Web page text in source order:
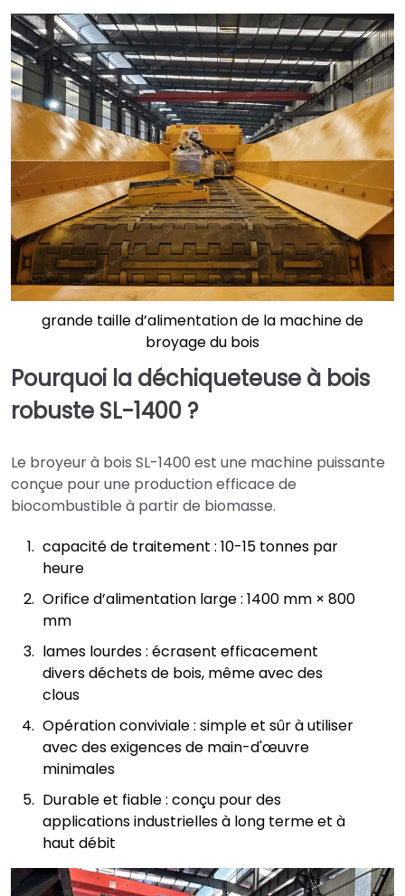
grande taille d’alimentation de la machine de
broyage du bois
Pourquoi la déchiqueteuse à bois
robuste SL-1400 ?
Le broyeur à bois SL-1400 est une machine puissante
conçue pour une production efficace de
biocombustible à partir de biomasse.
capacité de traitement : 10-15 tonnes par
heure
Orifice d’alimentation large : 1400 mm × 800
mm
lames lourdes : écrasent efficacement
divers déchets de bois, même avec des
clous
Opération conviviale : simple et sûr à utiliser
avec des exigences de main-d'œuvre
minimales
Durable et fiable : conçu pour des
applications industrielles à long terme et à
haut débit